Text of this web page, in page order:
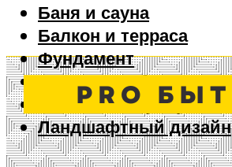
Баня и сауна
Балкон и терраса
Фундамент
Ворота и забор
Дизайн интерьера
Ландшафтный дизайн